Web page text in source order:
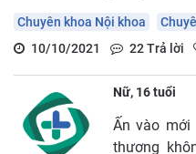
Chuyên khoa Nội khoa
10/10/2021
22Trả lời
Nữ, 16 tuổi
Ấn vào
thương